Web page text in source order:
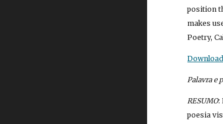
position
makes
Poetry,
Palavra e
RESUMO:
poesia